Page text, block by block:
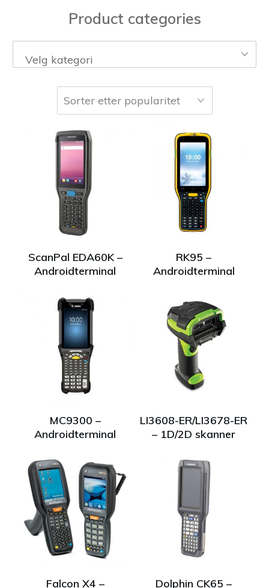
Product categories
Velg kategori
ScanPal EDA60K –
Androidterminal
RK95 –
Androidterminal
MC9300 –
Androidterminal
LI3608-ER/LI3678-ER
– 1D/2D skanner
Falcon X4 – Dolphin CK65 –